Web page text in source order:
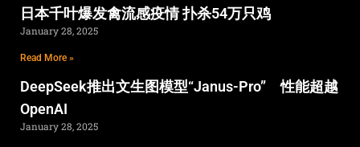
日本千叶爆发禽流感疫情 扑杀54万只鸡
January 28, 2025
Read More »
DeepSeek推出文生图模型“Janus-Pro” 性能超越
OpenAI
January 28, 2025